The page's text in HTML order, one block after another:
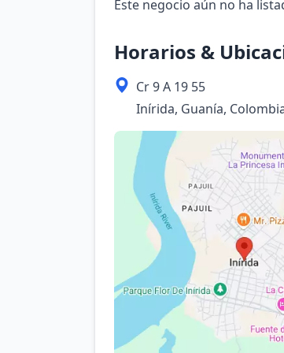
Este negocio aún no ha
Horarios &
Cr 9 A 19 55
Inírida, Guanía,